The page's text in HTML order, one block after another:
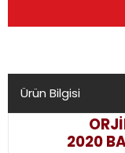
Ürün Bilgisi
2020